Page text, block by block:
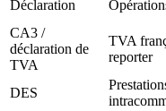
Déclaration
CA3 /
déclaration de
TVA
TVA
reporter
DES